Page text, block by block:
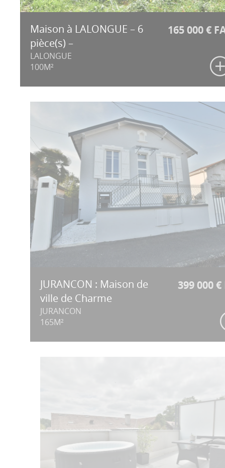
Maison à LALONGUE – 6
pièce(s) –
165 000 €
LALONGUE
100M²
JURANCON : Maison de
ville de Charme
399 000 €
JURANCON
165M²